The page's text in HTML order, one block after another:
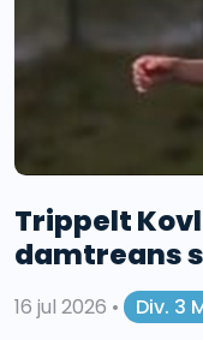
Trippelt
damtreans
16 jul 2026 •
Div. 3